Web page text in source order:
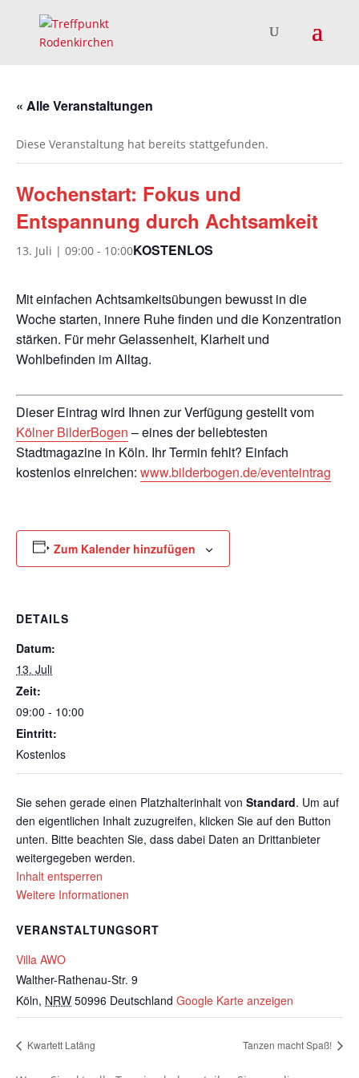
« Alle Veranstaltungen
Diese Veranstaltung hat bereits stattgefunden.
Wochenstart: Fokus und
Entspannung durch Achtsamkeit
13. Juli | 09:00 - 10:00KOSTENLOS
Mit einfachen Achtsamkeitsübungen bewusst in die
Woche starten, innere Ruhe finden und die Konzentration
stärken. Für mehr Gelassenheit, Klarheit und
Wohlbefinden im Alltag.
Dieser Eintrag wird Ihnen zur Verfügung gestellt vom
Kölner BilderBogen – eines der beliebtesten
Stadtmagazine in Köln. Ihr Termin fehlt? Einfach
kostenlos einreichen: www.bilderbogen.de/eventeintrag
Zum Kalender hinzufügen
DETAILS
Datum:
13. Juli
Zeit:
09:00 - 10:00
Eintritt:
Kostenlos
VERANSTALTUNGSORT
Villa AWO
Walther-Rathenau-Str. 9
Köln, NRW 50996 Deutschland Google Karte anzeigen
Sie sehen gerade einen Platzhalterinhalt von Standard. Um auf
den eigentlichen Inhalt zuzugreifen, klicken Sie auf den Button
unten. Bitte beachten Sie, dass dabei Daten an Drittanbieter
weitergegeben werden.
Inhalt entsperren
Weitere Informationen
Kwartett Latäng Tanzen macht Spaß!